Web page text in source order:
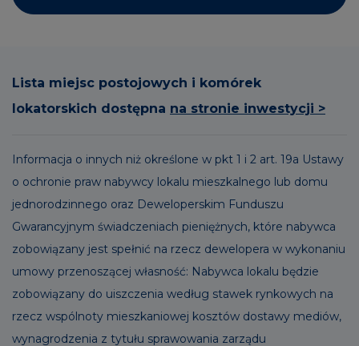
Lista miejsc postojowych i komórek
lokatorskich dostępna na stronie inwestycji >
Informacja o innych niż określone w pkt 1 i 2 art. 19a Ustawy
o ochronie praw nabywcy lokalu mieszkalnego lub domu
jednorodzinnego oraz Deweloperskim Funduszu
Gwarancyjnym świadczeniach pieniężnych, które nabywca
zobowiązany jest spełnić na rzecz dewelopera w wykonaniu
umowy przenoszącej własność: Nabywca lokalu będzie
zobowiązany do uiszczenia według stawek rynkowych na
rzecz wspólnoty mieszkaniowej kosztów dostawy mediów,
wynagrodzenia z tytułu sprawowania zarządu